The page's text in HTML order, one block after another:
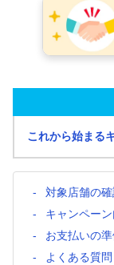
これから始まる
対象店舗の
キャンペー
お支払いの
よくある質問